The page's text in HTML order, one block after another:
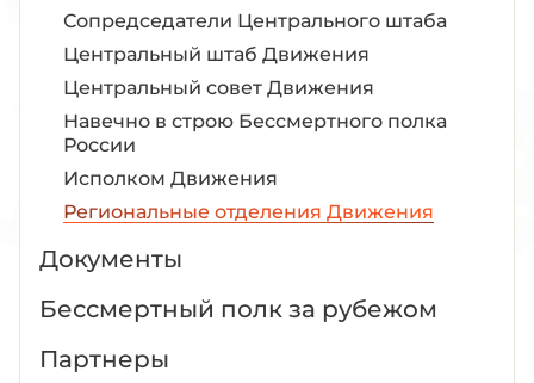
Сопредседатели Центрального штаба
Центральный штаб Движения
Центральный совет Движения
Навечно в строю Бессмертного полка
России
Исполком Движения
Региональные отделения Движения
Документы
Бессмертный полк за рубежом
Партнеры